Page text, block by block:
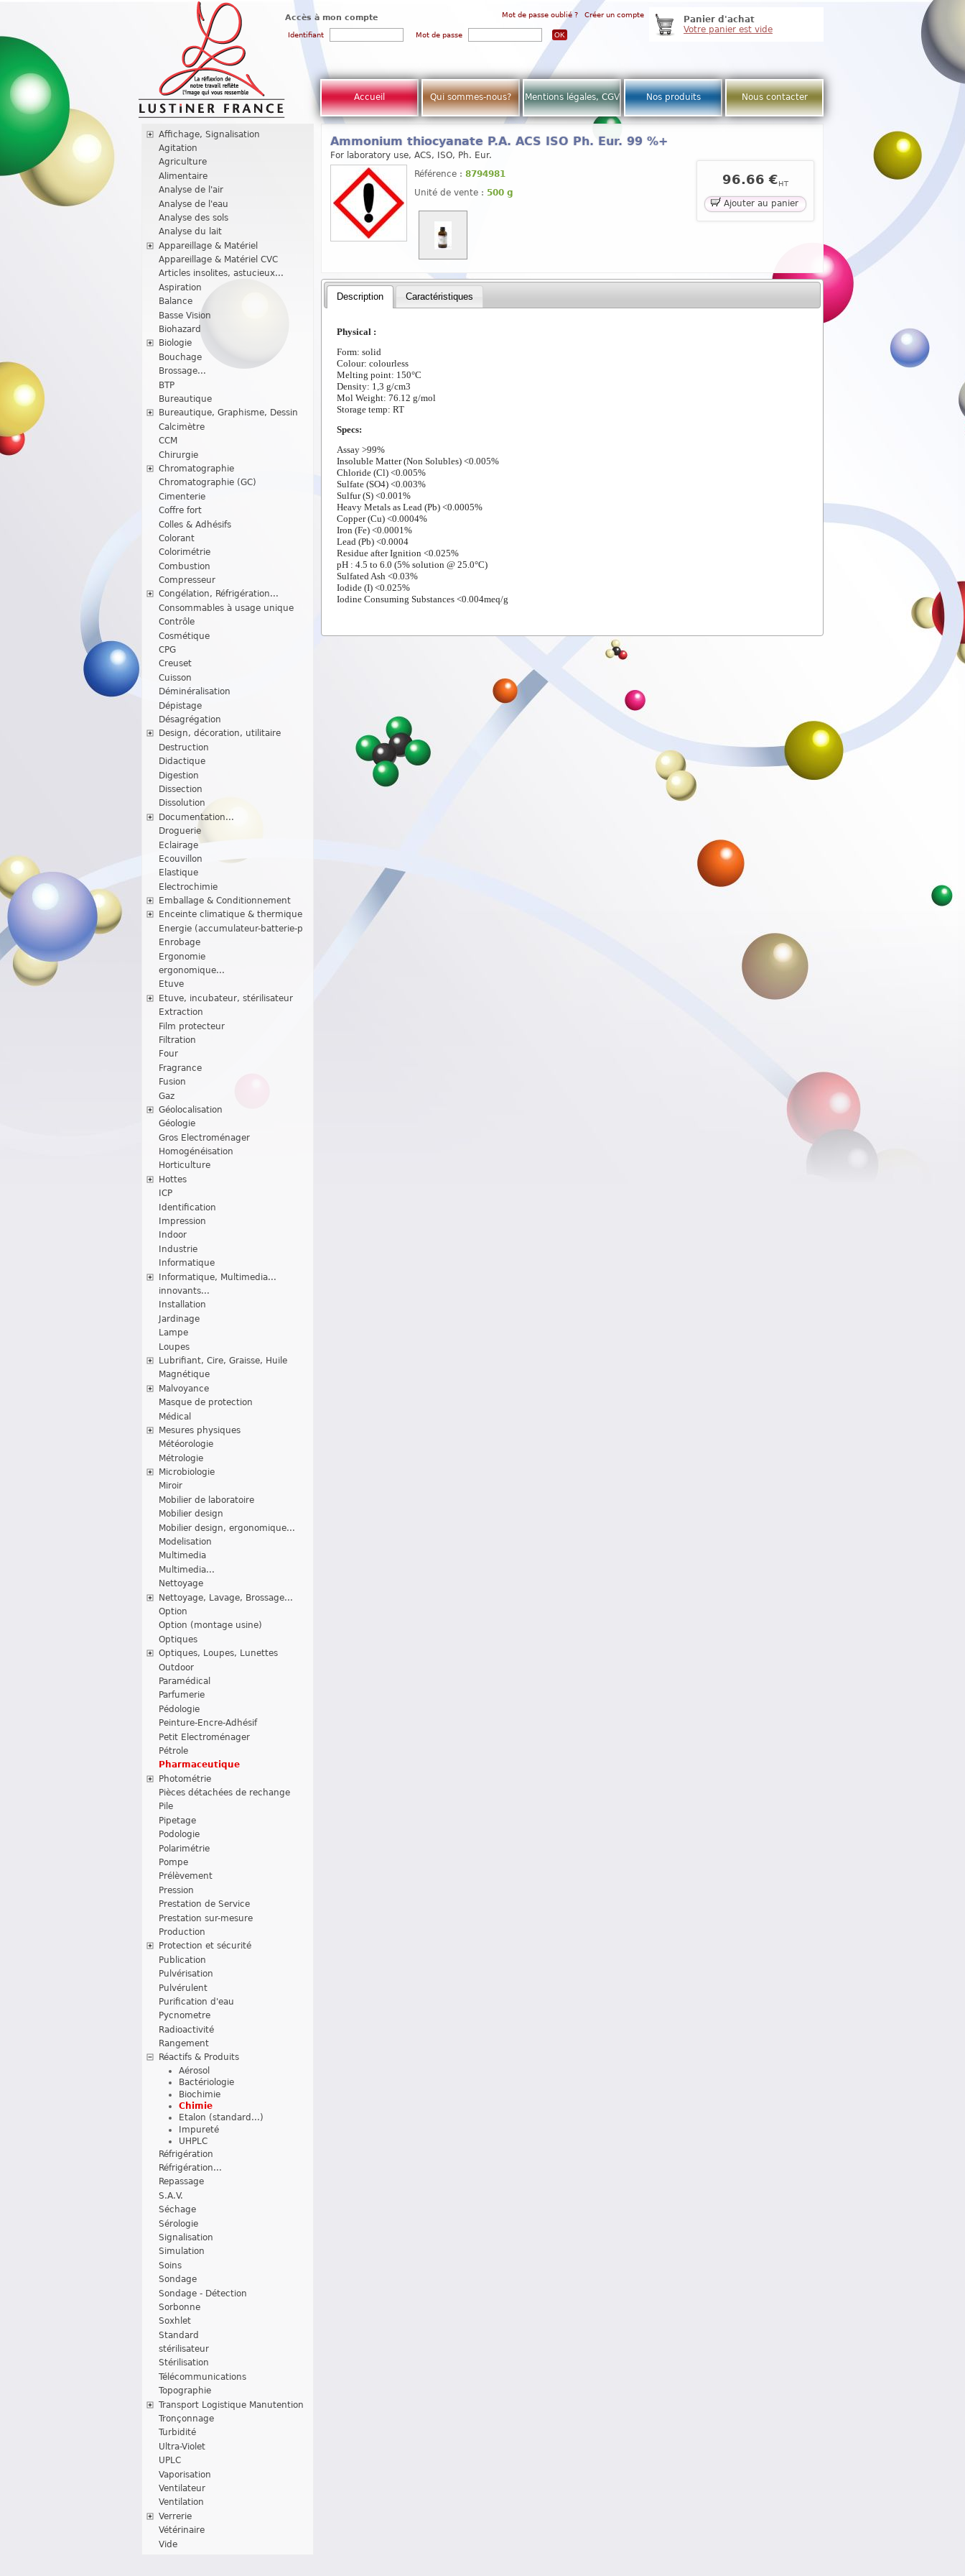
Accès à mon compte Mot de passe oublié ? Créer un compte
Identifiant Mot de passe
Panier d'achat
Votre panier est vide
Accueil Qui sommes-nous? Mentions légales, CGV Nos produits Nous contacter
Affichage, Signalisation
Agitation
Agriculture
Alimentaire
Analyse de l'air
Analyse de l'eau
Analyse des sols
Analyse du lait
Appareillage & Matériel
Appareillage & Matériel CVC
Articles insolites, astucieux...
Aspiration
Balance
Basse Vision
Biohazard
Biologie
Bouchage
Brossage...
BTP
Bureautique
Bureautique, Graphisme, Dessin
Calcimètre
CCM
Chirurgie
Chromatographie
Chromatographie (GC)
Cimenterie
Coffre fort
Colles & Adhésifs
Colorant
Colorimétrie
Combustion
Compresseur
Congélation, Réfrigération...
Consommables à usage unique
Contrôle
Cosmétique
CPG
Creuset
Cuisson
Déminéralisation
Dépistage
Désagrégation
Design, décoration, utilitaire
Destruction
Didactique
Digestion
Dissection
Dissolution
Documentation...
Droguerie
Eclairage
Ecouvillon
Elastique
Electrochimie
Emballage & Conditionnement
Enceinte climatique & thermique
Energie (accumulateur-batterie-p
Enrobage
Ergonomie
ergonomique...
Etuve
Etuve, incubateur, stérilisateur
Extraction
Film protecteur
Filtration
Four
Fragrance
Fusion
Gaz
Géolocalisation
Géologie
Gros Electroménager
Homogénéisation
Horticulture
Hottes
ICP
Identification
Impression
Indoor
Industrie
Informatique
Informatique, Multimedia...
innovants...
Installation
Jardinage
Lampe
Loupes
Lubrifiant, Cire, Graisse, Huile
Magnétique
Malvoyance
Masque de protection
Médical
Mesures physiques
Météorologie
Métrologie
Microbiologie
Miroir
Mobilier de laboratoire
Mobilier design
Mobilier design, ergonomique...
Modelisation
Multimedia
Multimedia...
Nettoyage
Nettoyage, Lavage, Brossage...
Option
Option (montage usine)
Optiques
Optiques, Loupes, Lunettes
Outdoor
Paramédical
Parfumerie
Pédologie
Peinture-Encre-Adhésif
Petit Electroménager
Pétrole
Pharmaceutique
Photométrie
Pièces détachées de rechange
Pile
Pipetage
Podologie
Polarimétrie
Pompe
Prélèvement
Pression
Prestation de Service
Prestation sur-mesure
Production
Protection et sécurité
Publication
Pulvérisation
Pulvérulent
Purification d'eau
Pycnometre
Radioactivité
Rangement
Réactifs & Produits
Aérosol
Bactériologie
Biochimie
Chimie
Etalon (standard...)
Impureté
UHPLC
Réfrigération
Réfrigération...
Repassage
S.A.V.
Séchage
Sérologie
Signalisation
Simulation
Soins
Sondage
Sondage - Détection
Sorbonne
Soxhlet
Standard
stérilisateur
Stérilisation
Télécommunications
Topographie
Transport Logistique Manutention
Tronçonnage
Turbidité
Ultra-Violet
UPLC
Vaporisation
Ventilateur
Ventilation
Verrerie
Vétérinaire
Vide
Ammonium thiocyanate P.A. ACS ISO Ph. Eur. 99 %+
For laboratory use, ACS, ISO, Ph. Eur.
Référence : 8794981
Unité de vente : 500 g
96.66 €HT
Ajouter au panier
Description Caractéristiques
Physical :
Form: solid
Colour: colourless
Melting point: 150°C
Density: 1,3 g/cm3
Mol Weight: 76.12 g/mol
Storage temp: RT
Specs:
Assay >99%
Insoluble Matter (Non Solubles) <0.005%
Chloride (Cl) <0.005%
Sulfate (SO4) <0.003%
Sulfur (S) <0.001%
Heavy Metals as Lead (Pb) <0.0005%
Copper (Cu) <0.0004%
Iron (Fe) <0.0001%
Lead (Pb) <0.0004
Residue after Ignition <0.025%
pH : 4.5 to 6.0 (5% solution @ 25.0°C)
Sulfated Ash <0.03%
Iodide (I) <0.025%
Iodine Consuming Substances <0.004meq/g